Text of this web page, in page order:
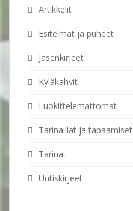
Artikkelit
Esitelmät ja puheet
Jäsenkirjeet
Kyläkahvit
Luokittelemattomat
Tarinaillat ja tapaamiset
Tarinat
Uutiskirjeet